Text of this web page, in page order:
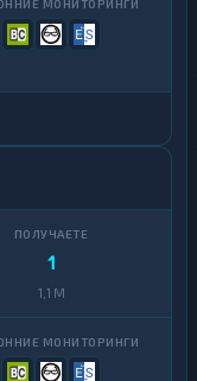
1
1,1 M